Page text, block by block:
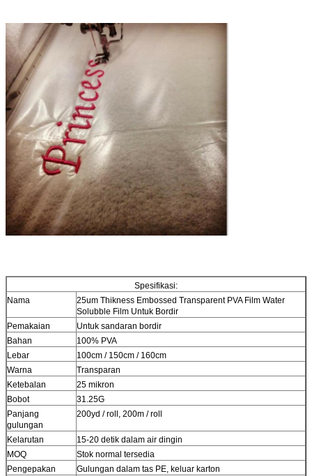
Spesifikasi:
Nama
25um Thikness Embossed Transparent PVA Film Water
Solubble Film Untuk Bordir
Pemakaian
Untuk sandaran bordir
Bahan
100% PVA
Lebar
100cm / 150cm / 160cm
Warna
Transparan
Ketebalan
25 mikron
Bobot
31.25G
Panjang
gulungan
200yd / roll, 200m / roll
Kelarutan
15-20 detik dalam air dingin
MOQ
Stok normal tersedia
Pengepakan
Gulungan dalam tas PE, keluar karton